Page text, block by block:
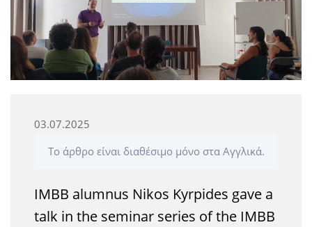
03.07.2025
Το άρθρο είναι διαθέσιμο μόνο στα Αγγλικά.
IMBB alumnus Nikos Kyrpides gave a
talk in the seminar series of the IMBB